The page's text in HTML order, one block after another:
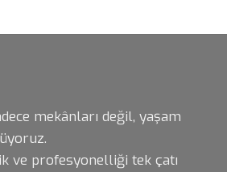
mekânları değil, yaşam
ve profesyonelliği tek çatı